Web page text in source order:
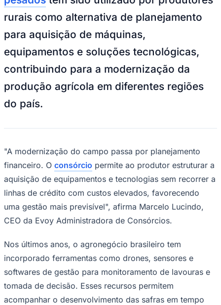
NBA
NFL
Fórmula 1
UFC
Tênis (ATP)
MLB
NHL
Atletismo
Vôlei
NBB
Competições de Futebol
Brasileirão Série B
Libertadores
Sul-Americana
Copa América
Champions League
Premier League
La Liga
Bundesliga
rurais como alternativa de planejamento
para aquisição de máquinas,
equipamentos e soluções tecnológicas,
contribuindo para a modernização da
produção agrícola em diferentes regiões
do país.
"A modernização do campo passa por planejamento
financeiro. O consórcio permite ao produtor estruturar a
aquisição de equipamentos e tecnologias sem recorrer a
linhas de crédito com custos elevados, favorecendo
uma gestão mais previsível", afirma Marcelo Lucindo,
CEO da Evoy Administradora de Consórcios.
Nos últimos anos, o agronegócio brasileiro tem
incorporado ferramentas como drones, sensores e
softwares de gestão para monitoramento de lavouras e
tomada de decisão. Esses recursos permitem
acompanhar o desenvolvimento das safras em tempo